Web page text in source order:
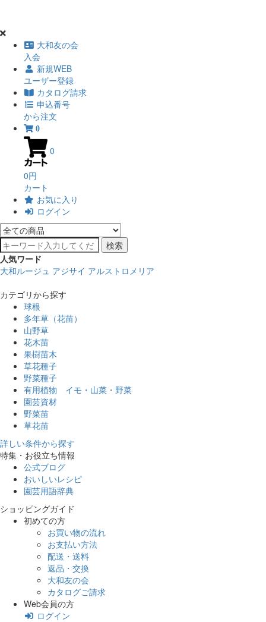
大和友の会
入会
新規WEB
ユーザー登録
カタログ請求
申込番号
から注文
0
0
0円
カート
お気に入り
ログイン
検索
人気ワード
大和ルージュ アジサイ アルストロメリア
カテゴリから探す
球根
多年草（花苗）
山野草
花木苗
果樹苗木
草花種子
野菜種子
有用植物 イモ・山菜・野菜
園芸資材
野菜苗
草花苗
詳しい条件から探す
特集・お役立ち情報
公式ブログ
おいしいレシピ
園芸用語辞典
ショッピングガイド
初めての方
お買い物の流れ
お支払い方法
配送・送料
返品・交換
大和友の会
カタログご請求
Web会員の方
ログイン